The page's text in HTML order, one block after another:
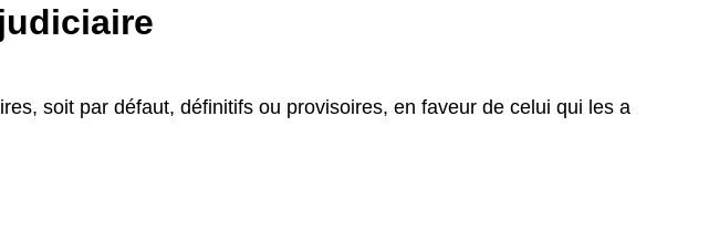
soit par défaut, définitifs ou provisoires, en faveur de celui qui les a